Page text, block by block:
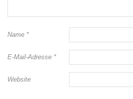
Name *
E-Mail-Adresse *
Website